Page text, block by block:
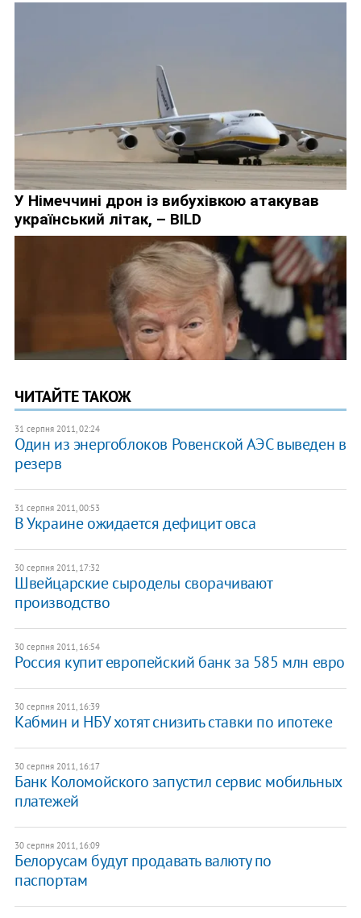
ЧИТАЙТЕ ТАКОЖ
31 серпня 2011, 02:24
​Один из энергоблоков Ровенской АЭС выведен в
резерв
31 серпня 2011, 00:53
​В Украине ожидается дефицит овса
30 серпня 2011, 17:32
Швейцарские сыроделы сворачивают
производство
30 серпня 2011, 16:54
Россия купит европейский банк за 585 млн евро
30 серпня 2011, 16:39
Кабмин и НБУ хотят снизить ставки по ипотеке
30 серпня 2011, 16:17
Банк Коломойского запустил сервис мобильных
платежей
30 серпня 2011, 16:09
Белорусам будут продавать валюту по
паспортам